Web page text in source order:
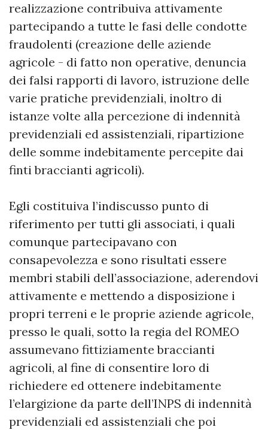
realizzazione contribuiva attivamente
partecipando a tutte le fasi delle condotte
fraudolenti (creazione delle aziende
agricole - di fatto non operative, denuncia
dei falsi rapporti di lavoro, istruzione delle
varie pratiche previdenziali, inoltro di
istanze volte alla percezione di indennità
previdenziali ed assistenziali, ripartizione
delle somme indebitamente percepite dai
finti braccianti agricoli).
Egli costituiva l’indiscusso punto di
riferimento per tutti gli associati, i quali
comunque partecipavano con
consapevolezza e sono risultati essere
membri stabili dell’associazione, aderendovi
attivamente e mettendo a disposizione i
propri terreni e le proprie aziende agricole,
presso le quali, sotto la regia del ROMEO
assumevano fittiziamente braccianti
agricoli, al fine di consentire loro di
richiedere ed ottenere indebitamente
l’elargizione da parte dell’INPS di indennità
previdenziali ed assistenziali che poi